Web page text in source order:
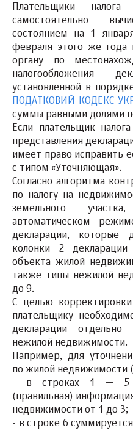
Плательщики
самостоятельно
состоянием на 1
февраля этого же
органу по
налогообложения
установленной в
ПОДАТКОВИЙ КОДЕКС
суммы равными долями
Если плательщик
представления
имеет право исправить
с типом «Уточняющая».
Согласно алгоритма
по налогу на
земельного
автоматическом
декларации,
колонки 2
объекта жилой
также типы нежилой
до 9.
С целью корректировки
плательщику
декларации
нежилой недвижимости.
Например, для
по жилой недвижимости
- в строках 1 — 5
(правильная)
недвижимости от 1 до 3;
- в строке 6